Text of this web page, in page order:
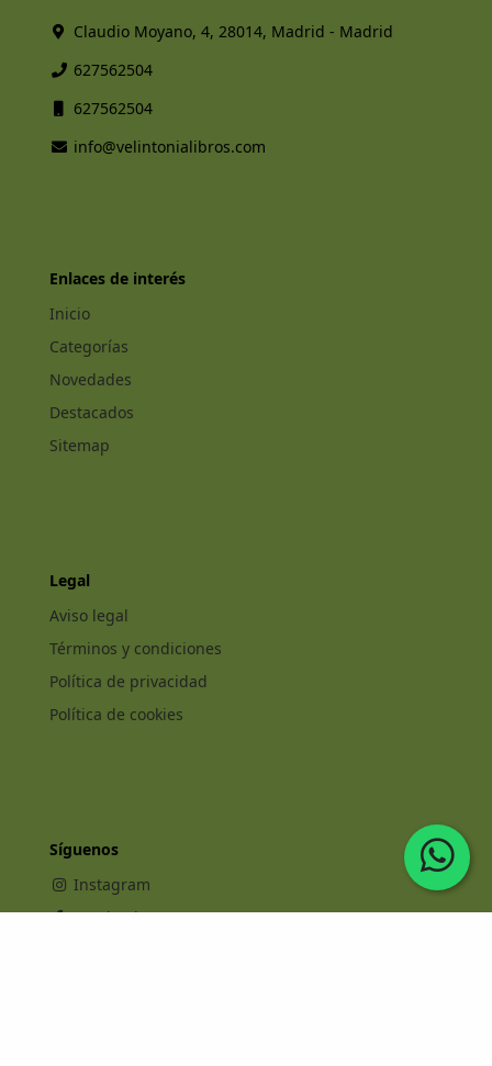
Claudio Moyano, 4, 28014, Madrid - Madrid
627562504
627562504
info@velintonialibros.com
Enlaces de interés
Inicio
Categorías
Novedades
Destacados
Sitemap
Legal
Aviso legal
Términos y condiciones
Política de privacidad
Política de cookies
Síguenos
Instagram
Facebook